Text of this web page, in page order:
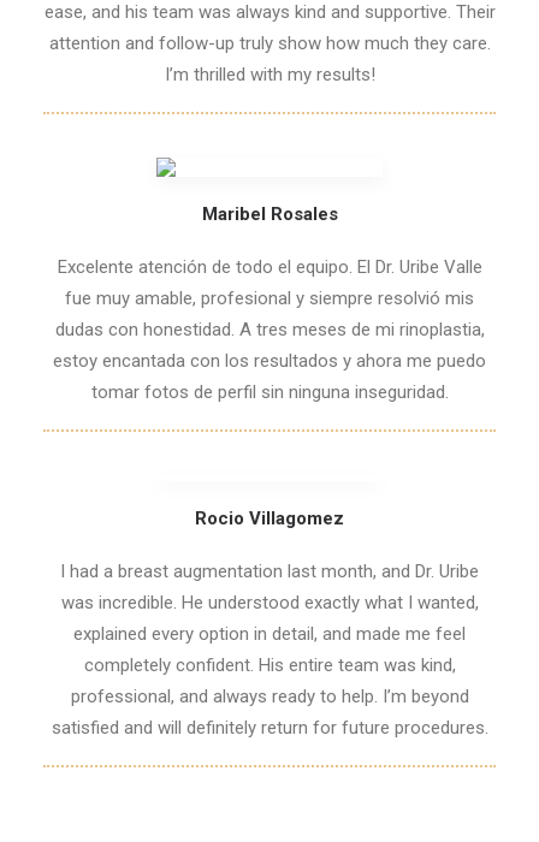
ease, and his team was always kind and supportive. Their
attention and follow-up truly show how much they care.
I’m thrilled with my results!
Maribel Rosales
Excelente atención de todo el equipo. El Dr. Uribe Valle
fue muy amable, profesional y siempre resolvió mis
dudas con honestidad. A tres meses de mi rinoplastia,
estoy encantada con los resultados y ahora me puedo
tomar fotos de perfil sin ninguna inseguridad.
Rocio Villagomez
I had a breast augmentation last month, and Dr. Uribe
was incredible. He understood exactly what I wanted,
explained every option in detail, and made me feel
completely confident. His entire team was kind,
professional, and always ready to help. I’m beyond
satisfied and will definitely return for future procedures.